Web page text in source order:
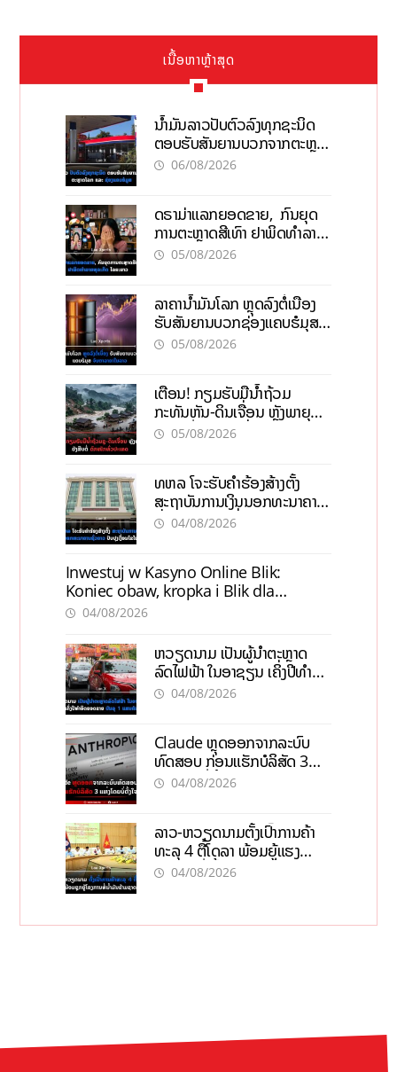
ເນື້ອຫາຫຼ້າສຸດ
ນໍ້າມັນລາວປັບຕົວລົງທຸກຊະນິດ
ຕອບຮັບສັນຍານບວກຈາກຕະຫຼາດ
ໂລກ ແລະ ຊ່ອງແຄບຮໍມູສ
06/08/2026
ດຣາມ່າແລກຍອດຂາຍ, ກົນຍຸດ
ການຕະຫຼາດສີເທົາ ຢາພິດທຳລາຍ
ທຸລະກິດ ໄລຍະຍາວ
05/08/2026
ລາຄານ້ຳມັນໂລກ ຫຼຸດລົງຕໍ່ເນື່ອງ
ຮັບສັນຍານບວກຊ່ອງແຄບຮໍມຸສ
ຈັບຕາລາຄາໃນລາວ
05/08/2026
ເຕືອນ! ກຽມຮັບມືນໍ້າຖ້ວມ
ກະທັນຫັນ-ດິນເຈື່ອນ ຫຼັງພາຍຸຝົນ
ຍັງສືບຕໍ່ຕົກໜັກທົ່ວປະເທດ
05/08/2026
ທຫລ ໂຈະຮັບຄຳຮ້ອງສ້າງຕັ້ງ
ສະຖາບັນການເງິນນອກທະນາຄານ
ຊົ່ວຄາວ ປັບປຸງເງື່ອນໄຂໃໝ່
04/08/2026
Inwestuj w Kasyno Online Blik:
Koniec obaw, kropka i Blik dla
pewności
04/08/2026
ຫວຽດນາມ ເປັນຜູ້ນຳຕະຫຼາດ
ລົດໄຟຟ້າ ໃນອາຊຽນ ເຄິ່ງປີທຳອິດ
ຍອດຂາຍບັນລຸ 1 ແສນຄັນ
04/08/2026
Claude ຫຼຸດອອກຈາກລະບົບ
ທົດສອບ ກ່ອນແຮັກບໍລິສັດ 3
ແຫ່ງໂດຍບໍ່ຕັ້ງໃຈ
04/08/2026
ລາວ-ຫວຽດນາມຕັ້ງເປົ້າການຄ້າ
ທະລຸ 4 ຕື້ໂດລາ ພ້ອມຍູ້ແຮງ
ໂຄງການທໍ່ນໍ້າມັນຂ້າມຊາດ
04/08/2026